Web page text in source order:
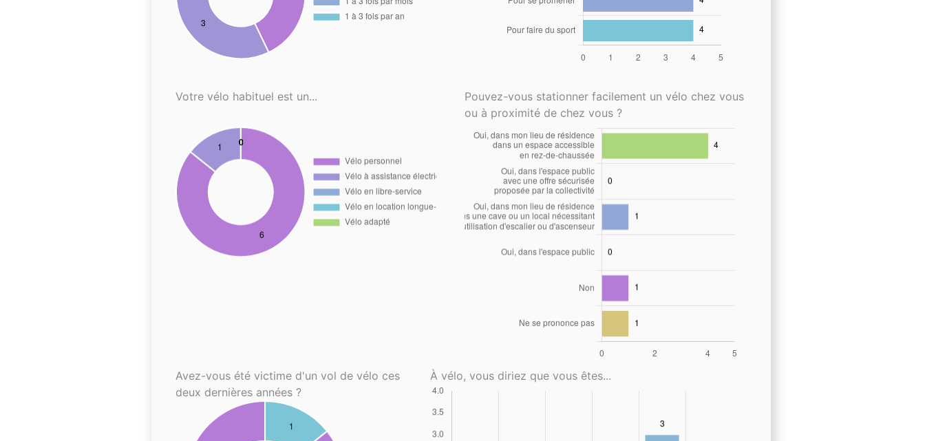
Votre vélo habituel est un...
Pouvez-vous stationner facilement un vélo chez vous
ou à proximité de chez vous ?
Avez-vous été victime d'un vol de vélo ces
deux dernières années ?
À vélo, vous diriez que vous êtes...